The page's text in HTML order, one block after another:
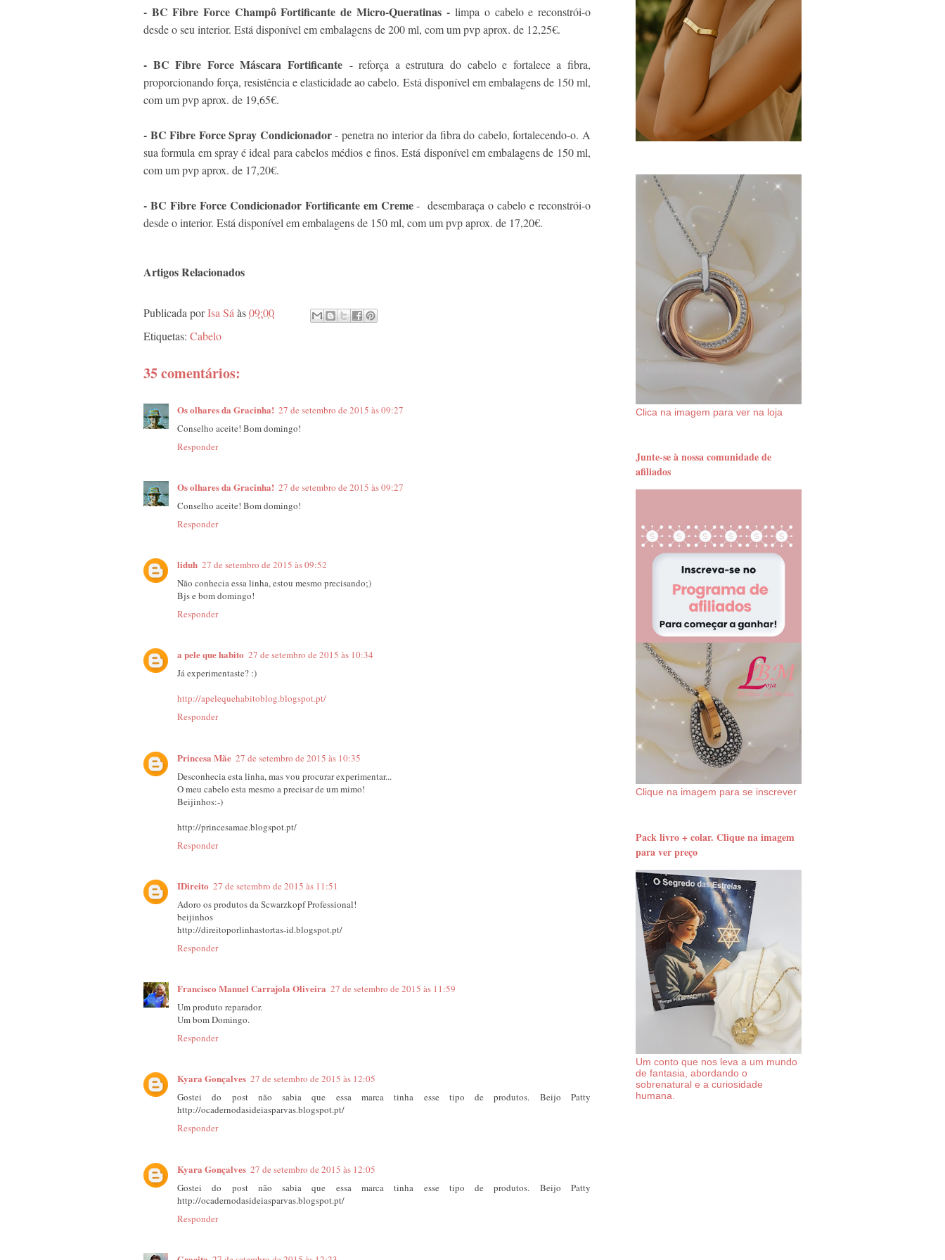
- BC Fibre Force Champô Fortificante de Micro-Queratinas -limpa o cabelo e reconstrói-o
desde o seu interior. Está disponível em embalagens de 200 ml, com um pvp aprox. de 12,25€.
- BC Fibre Force Máscara Fortificante - reforça a estrutura do cabelo e fortalece a fibra,
proporcionando força, resistência e elasticidade ao cabelo. Está disponível em embalagens de 150 ml,
com um pvp aprox. de 19,65€.
- BC Fibre Force Spray Condicionador- penetra no interior da fibra do cabelo, fortalecendo-o. A
sua formula em spray é ideal para cabelos médios e finos. Está disponível em embalagens de 150 ml,
com um pvp aprox. de 17,20€.
- BC Fibre Force Condicionador Fortificante em Creme- desembaraça o cabelo e reconstrói-o
desde o interior. Está disponível em embalagens de 150 ml, com um pvp aprox. de 17,20€.
Artigos Relacionados
Publicada porIsa Sá às09:00
Etiquetas: Cabelo
35 comentários:
Os olhares da Gracinha! 27 de setembro de 2015 às 09:27
Conselho aceite! Bom domingo!
Responder
Os olhares da Gracinha! 27 de setembro de 2015 às 09:27
Conselho aceite! Bom domingo!
Responder
liduh 27 de setembro de 2015 às 09:52
Não conhecia essa linha, estou mesmo precisando;)
Bjs e bom domingo!
Responder
a pele que habito 27 de setembro de 2015 às 10:34
Já experimentaste? :)
http://apelequehabitoblog.blogspot.pt/
Responder
Princesa Mãe 27 de setembro de 2015 às 10:35
Desconhecia esta linha, mas vou procurar experimentar...
O meu cabelo esta mesmo a precisar de um mimo!
Beijinhos:-)
http://princesamae.blogspot.pt/
Responder
IDireito 27 de setembro de 2015 às 11:51
Adoro os produtos da Scwarzkopf Professional!
beijinhos
http://direitoporlinhastortas-id.blogspot.pt/
Responder
Francisco Manuel Carrajola Oliveira 27 de setembro de 2015 às 11:59
Um produto reparador.
Um bom Domingo.
Responder
Kyara Gonçalves 27 de setembro de 2015 às 12:05
Gostei do post não sabia que essa marca tinha esse tipo de produtos. Beijo Patty
http://ocadernodasideiasparvas.blogspot.pt/
Responder
Kyara Gonçalves 27 de setembro de 2015 às 12:05
Gostei do post não sabia que essa marca tinha esse tipo de produtos. Beijo Patty
http://ocadernodasideiasparvas.blogspot.pt/
Responder
Clica na imagem para ver na loja
Junte-se à nossa comunidade de
afiliados
Clique na imagem para se inscrever
Pack livro + colar. Clique na imagem
para ver preço
Um conto que nos leva a um mundo
de fantasia, abordando o
sobrenatural e a curiosidade
humana.